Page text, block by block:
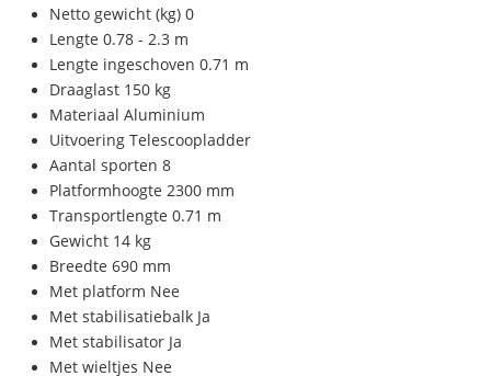
Netto gewicht (kg) 0
Lengte 0.78 - 2.3 m
Lengte ingeschoven 0.71 m
Draaglast 150 kg
Materiaal Aluminium
Uitvoering Telescoopladder
Aantal sporten 8
Platformhoogte 2300 mm
Transportlengte 0.71 m
Gewicht 14 kg
Breedte 690 mm
Met platform Nee
Met stabilisatiebalk Ja
Met stabilisator Ja
Met wieltjes Nee